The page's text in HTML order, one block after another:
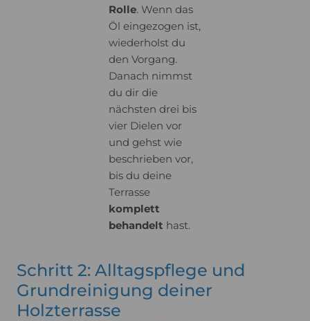
Rolle. Wenn das
Öl eingezogen ist,
wiederholst du
den Vorgang.
Danach nimmst
du dir die
nächsten drei bis
vier Dielen vor
und gehst wie
beschrieben vor,
bis du deine
Terrasse
komplett
behandelt hast.
Schritt 2: Alltagspflege und
Grundreinigung deiner
Holzterrasse